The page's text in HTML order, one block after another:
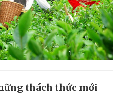
thách thức mới